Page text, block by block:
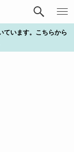
ています。こちらから